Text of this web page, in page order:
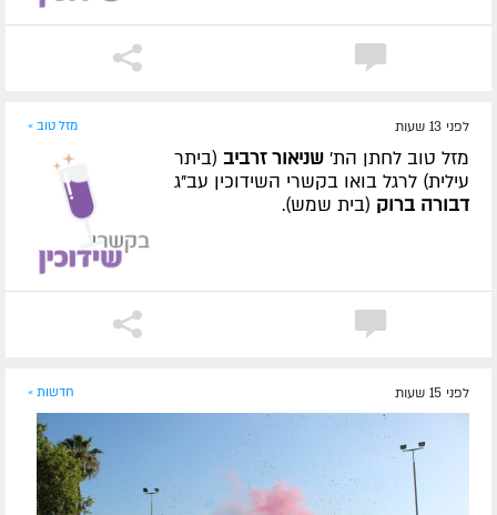
לפני 13 שעות מזל טוב »
מזל טוב לחתן הת' שניאור זרביב (ביתר
עילית) לרגל בואו בקשרי השידוכין עב"ג
דבורה ברוק (בית שמש).
לפני 15 שעות חדשות »